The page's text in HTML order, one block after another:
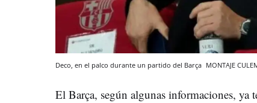
Deco, en el palco durante un partido del Barça MONTAJE
El Barça, según algunas informaciones,